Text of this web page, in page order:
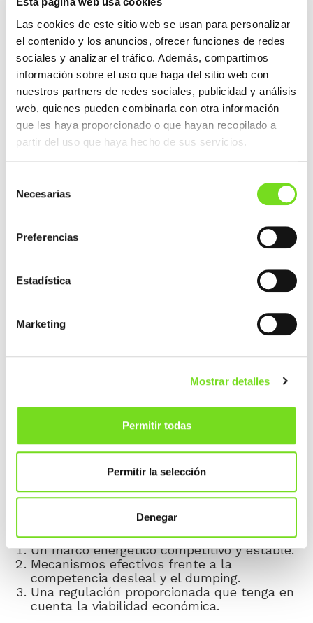
Las cookies de este sitio web se usan para personalizar
el contenido y los anuncios, ofrecer funciones de redes
sociales y analizar el tráfico. Además, compartimos
información sobre el uso que haga del sitio web con
nuestros partners de redes sociales, publicidad y análisis
web, quienes pueden combinarla con otra información
que les haya proporcionado o que hayan recopilado a
partir del uso que haya hecho de sus servicios.
Necesarias
Preferencias
Estadística
Marketing
Mostrar detalles
Permitir todas
Permitir la selección
Denegar
uncertainty, and increasing competitive
pressure from third countries.
In recent years, we have seen a decline in
production and employment across several
Member States. On the one hand, there is
growing competition from third countries,
where structural overcapacity exists and where
public support often distorts the level playing
field.
some of the world’s highest environmental and
social standards — standards we fully support.
accumulation of legislation, and the lack of
adequate industrial impact assessments.
remains a global leader in quality, innovation
Sí, hay salida. Pero requiere decisiones
estratégicas claras.
La primera es reconocer que la fundición es una
industria fundamental para la autonomía
estratégica europea. No puede hablarse de
transición energética, movilidad sostenible o
industrias como la nuestra.
Necesitamos tres cosas muy concretas:
Un marco energético competitivo y estable.
Mecanismos efectivos frente a la
competencia desleal y el dumping.
Una regulación proporcionada que tenga en
cuenta la viabilidad económica.